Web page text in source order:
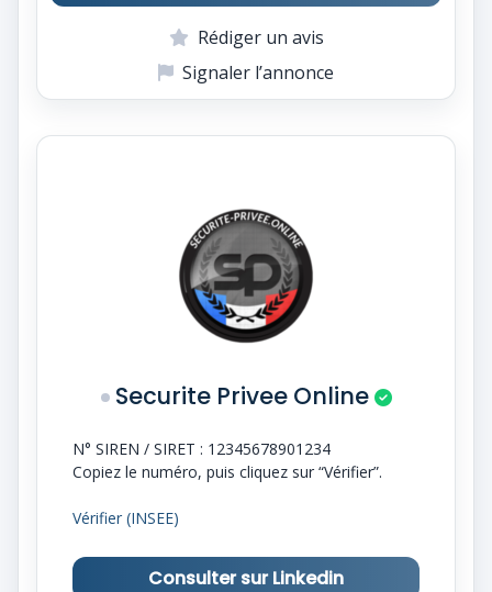
Rédiger un avis
Signaler l’annonce
Securite Privee Online
N° SIREN / SIRET : 12345678901234
Copiez le numéro, puis cliquez sur “Vérifier”.
Vérifier (INSEE)
Consulter sur Linkedin